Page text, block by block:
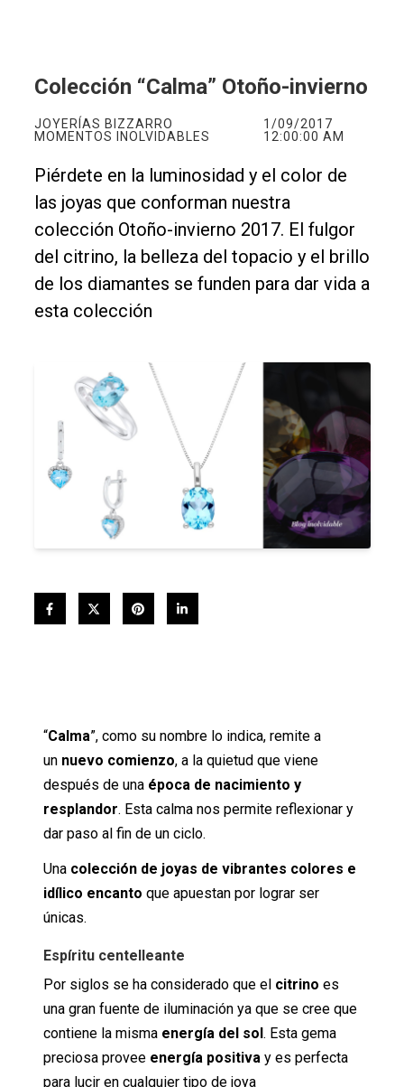
Colección “Calma” Otoño-invierno
JOYERÍAS BIZZARRO
MOMENTOS INOLVIDABLES
1/09/2017
12:00:00 AM
Piérdete en la luminosidad y el color de
las joyas que conforman nuestra
colección Otoño-invierno 2017. El fulgor
del citrino, la belleza del topacio y el brillo
de los diamantes se funden para dar vida a
esta colección
“Calma”, como su nombre lo indica, remite a
un nuevo comienzo, a la quietud que viene
después de una época de nacimiento y
resplandor. Esta calma nos permite reflexionar y
dar paso al fin de un ciclo.
Una colección de joyas de vibrantes colores e
idílico encanto que apuestan por lograr ser
únicas.
Espíritu centelleante
Por siglos se ha considerado que el citrino es
una gran fuente de iluminación ya que se cree que
contiene la misma energía del sol . Esta gema
preciosa provee energía positivay es perfecta
para lucir en cualquier tipo de joya